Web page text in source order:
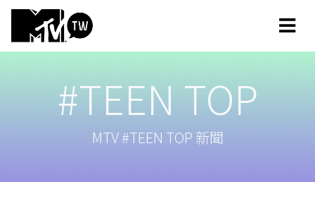
#TEEN TOP
MTV #TEEN TOP 新聞